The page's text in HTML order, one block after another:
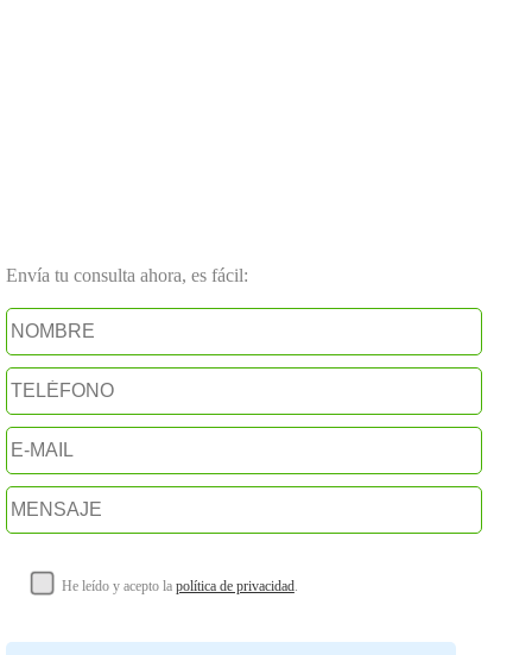
Envía tu consulta ahora, es fácil:
He leído y acepto la política de privacidad.